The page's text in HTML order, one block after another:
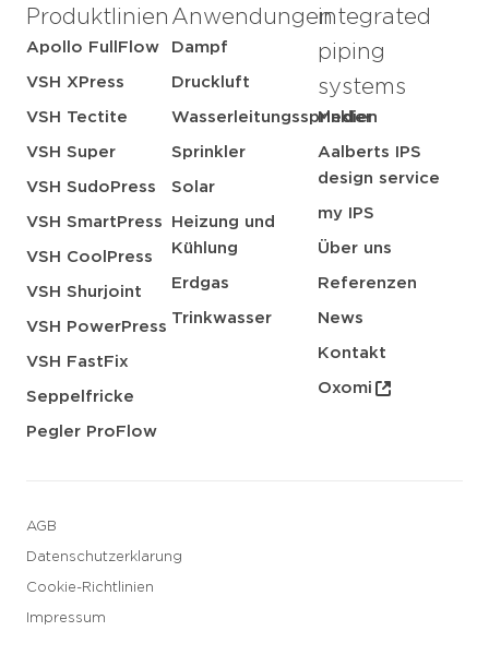
Produktlinien
Apollo FullFlow
VSH XPress
VSH Tectite
VSH Super
VSH SudoPress
VSH SmartPress
VSH CoolPress
VSH Shurjoint
VSH PowerPress
VSH FastFix
Seppelfricke
Pegler ProFlow
Anwendungen
Dampf
Druckluft
Wasserleitungssprinkler
Sprinkler
Solar
Heizung und
Kühlung
Erdgas
Trinkwasser
integrated
piping
systems
Medien
Aalberts IPS
design service
my IPS
Über uns
Referenzen
News
Kontakt
Oxomi
AGB
Datenschutzerklarung
Cookie-Richtlinien
Impressum